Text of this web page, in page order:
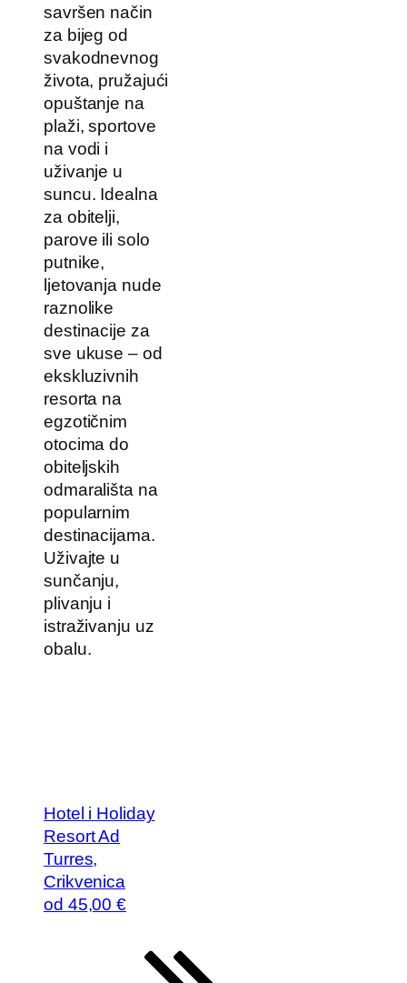
savršen način
za bijeg od
svakodnevnog
života, pružajući
opuštanje na
plaži, sportove
na vodi i
uživanje u
suncu. Idealna
za obitelji,
parove ili solo
putnike,
ljetovanja nude
raznolike
destinacije za
sve ukuse – od
ekskluzivnih
resorta na
egzotičnim
otocima do
obiteljskih
odmarališta na
popularnim
destinacijama.
Uživajte u
sunčanju,
plivanju i
istraživanju uz
obalu.
Hotel i Holiday
Resort Ad
Turres,
Crikvenica
od 45,00 €